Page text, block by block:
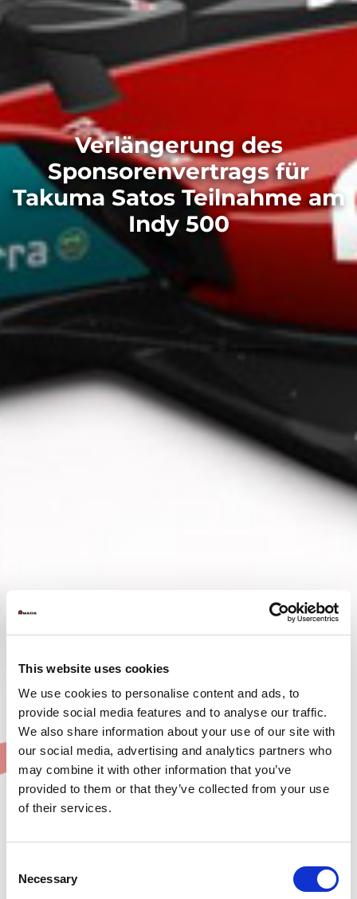
This website uses cookies
We use cookies to personalise content and ads, to
provide social media features and to analyse our traffic.
We also share information about your use of our site with
our social media, advertising and analytics partners who
may combine it with other information that you’ve
provided to them or that they’ve collected from your use
of their services.
Selection
Necessary
Verlängerung des
Sponsorenvertrags für
Takuma Satos Teilnahme am
Indy 500